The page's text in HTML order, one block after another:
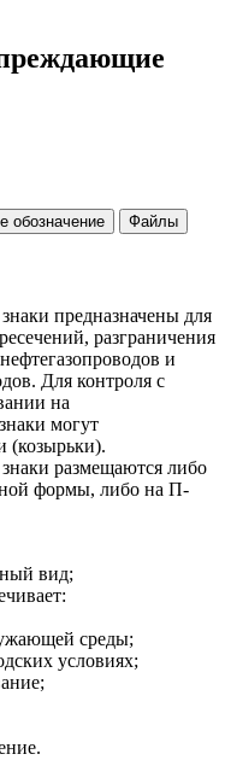
обозначение Файлы
предназначены для
разграничения
и
Для контроля с
на
могут
(козырьки).
размещаются либо
формы, либо на П-
вид;
среды;
условиях;